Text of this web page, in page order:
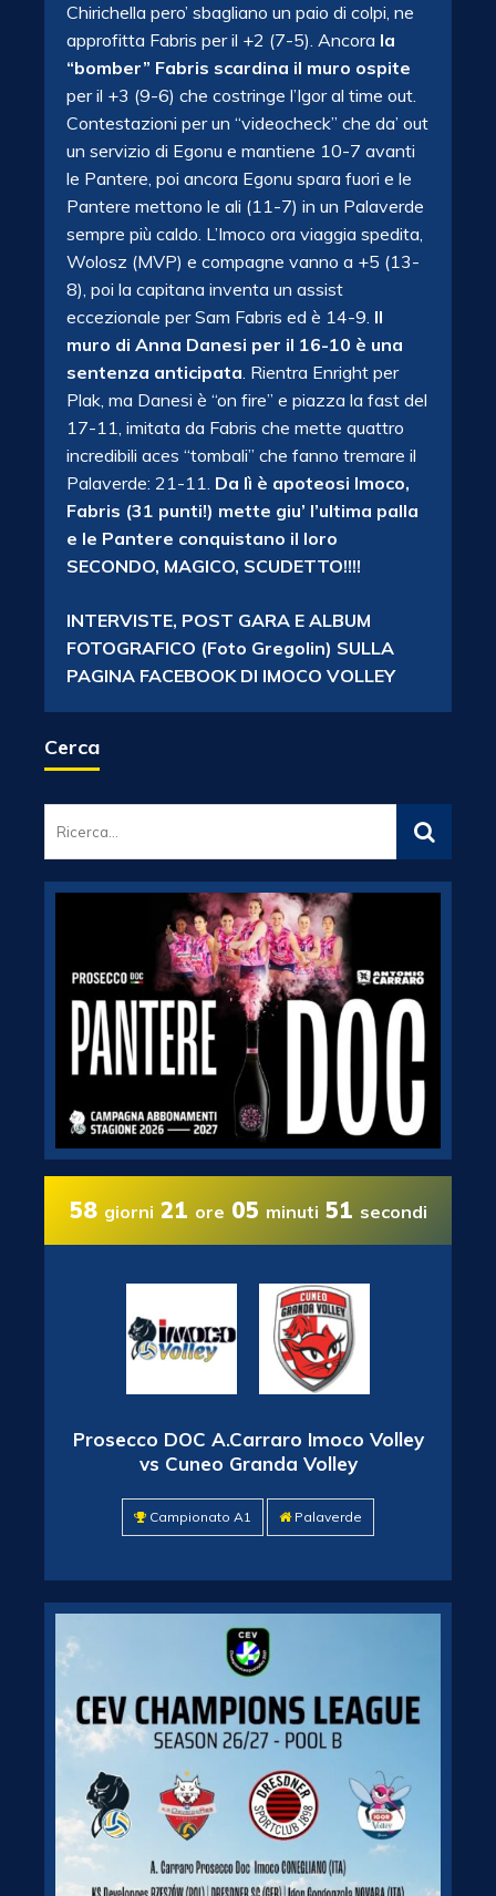
Chirichella pero’ sbagliano un paio di colpi, ne
approfitta Fabris per il +2 (7-5). Ancora la
“bomber” Fabris scardina il muro ospite
per il +3 (9-6) che costringe l’Igor al time out.
Contestazioni per un “videocheck” che da’ out
un servizio di Egonu e mantiene 10-7 avanti
le Pantere, poi ancora Egonu spara fuori e le
Pantere mettono le ali (11-7) in un Palaverde
sempre più caldo. L’Imoco ora viaggia spedita,
Wolosz (MVP) e compagne vanno a +5 (13-
8), poi la capitana inventa un assist
eccezionale per Sam Fabris ed è 14-9. Il
muro di Anna Danesi per il 16-10 è una
sentenza anticipata. Rientra Enright per
Plak, ma Danesi è “on fire” e piazza la fast del
17-11, imitata da Fabris che mette quattro
incredibili aces “tombali” che fanno tremare il
Palaverde: 21-11. Da lì è apoteosi Imoco,
Fabris (31 punti!) mette giu’ l’ultima palla
e le Pantere conquistano il loro
SECONDO, MAGICO, SCUDETTO!!!!
INTERVISTE, POST GARA E ALBUM
FOTOGRAFICO (Foto Gregolin) SULLA
PAGINA FACEBOOK DI IMOCO VOLLEY
Cerca
58 giorni 21 ore 05 minuti 50 secondi
Prosecco DOC A.Carraro Imoco Volley
vs Cuneo Granda Volley
Campionato A1 Palaverde